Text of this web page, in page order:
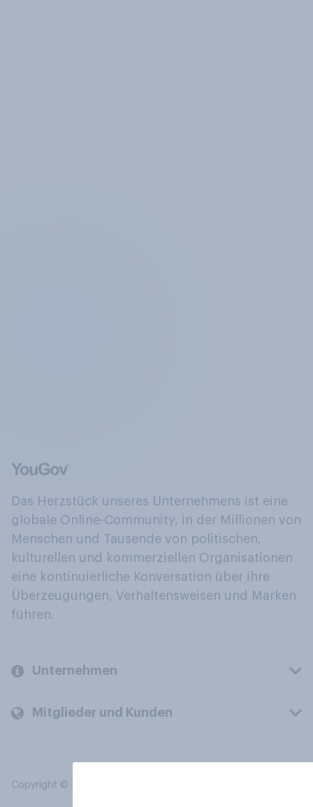
Das Herzstück unseres Unternehmens ist eine
globale Online-Community, in der Millionen von
Menschen und Tausende von politischen,
kulturellen und kommerziellen Organisationen
eine kontinuierliche Konversation über ihre
Überzeugungen, Verhaltensweisen und Marken
führen.
Unternehmen
Mitglieder und Kunden
Copyright © 2026 YouGov PLC. Alle Rechte vorbehalten.